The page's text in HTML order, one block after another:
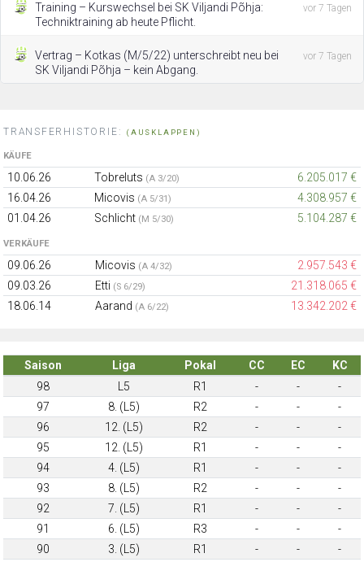
Training – Kurswechsel bei SK Viljandi Põhja:
Techniktraining ab heute Pflicht.
vor 7 Tagen
Vertrag – Kotkas (M/5/22) unterschreibt neu bei
SK Viljandi Põhja – kein Abgang.
vor 7 Tagen
TRANSFERHISTORIE: (AUSKLAPPEN)
KÄUFE
10.06.26 Tobreluts (A 3/20)
6.205.017 €
16.04.26
Micovis (A 5/31)
4.308.957 €
01.04.26
Schlicht (M 5/30) 5.104.287 €
VERKÄUFE
09.06.26 Micovis (A 4/32)
2.957.543 €
09.03.26
Etti (S 6/29)
21.318.065 €
18.06.14
Aarand (A 6/22) 13.342.202 €
Saison Liga Pokal CC EC
KC
98
L5 R1 - -
-
97
8. (L5) R2 - -
-
96
12. (L5) R2 - -
-
95
12. (L5) R1 - -
-
94
4. (L5) R1 - -
-
93
8. (L5) R2 - -
-
92
7. (L5) R1 - -
-
91
6. (L5) R3 - -
-
90
3. (L5) R1 - -
-